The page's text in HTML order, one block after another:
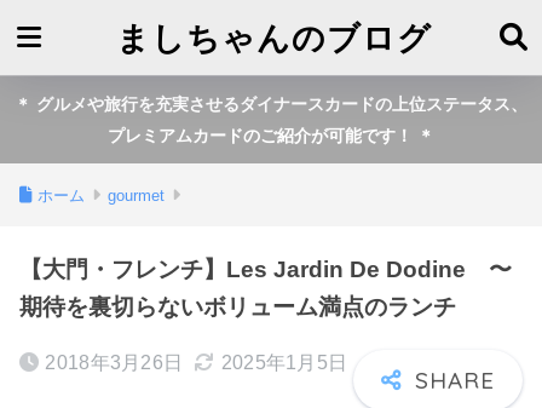
ましちゃんのブログ
＊ グルメや旅行を充実させるダイナースカードの上位ステータス、
プレミアムカードのご紹介が可能です！ ＊
ホーム gourmet
【大門・フレンチ】Les Jardin De Dodine 〜
期待を裏切らないボリューム満点のランチ
2018年3月26日 2025年1月5日